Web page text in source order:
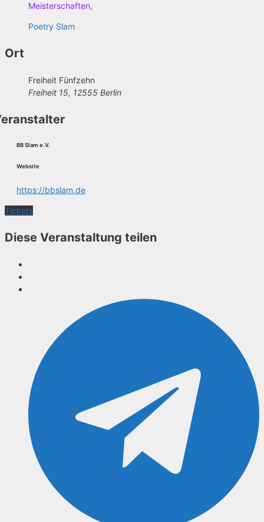
Meisterschaften,
Poetry Slam
Ort
Freiheit Fünfzehn
Freiheit 15, 12555 Berlin
BB Slam e.V.
Website
https://bbslam.de
Tickets
Diese Veranstaltung teilen